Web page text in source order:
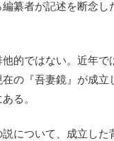
纂者が記述を断念し
的ではない。近年で
の『吾妻鏡』が成立
る。
について、成立した